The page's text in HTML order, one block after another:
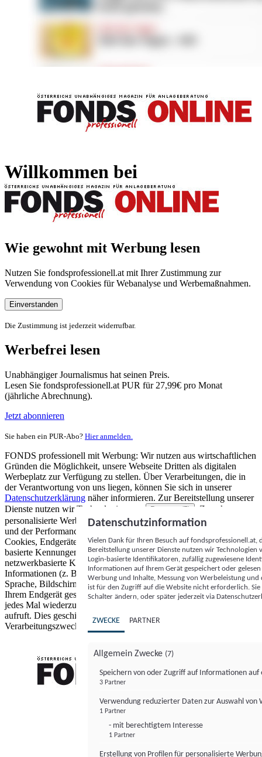
Willkommen bei
Wie gewohnt mit Werbung lesen
Nutzen Sie fondsprofessionell.at mit Ihrer Zustimmung zur
Verwendung von Cookies für Webanalyse und Werbemaßnahmen.
Einverstanden
Die Zustimmung ist jederzeit widerrufbar.
Werbefrei lesen
Unabhängiger Journalismus hat seinen Preis.
Lesen Sie fondsprofessionell.at PUR für 27,99€ pro Monat
(jährliche Abrechnung).
Jetzt abonnieren
Sie haben ein PUR-Abo? Hier anmelden.
FONDS professionell mit Werbung: Wir nutzen aus wirtschaftlichen
Gründen die Möglichkeit, unsere Webseite Dritten als digitalen
Werbeplatz zur Verfügung zu stellen. Über Verarbeitungen, die in
der Verantwortung von uns liegen, können Sie sich in unserer
Datenschutzerklärung näher informieren. Zur Bereitstellung unserer
Dienste nutzen wir Technologien von
Partnern (5)
. Zwecke:
personalisierte Werbung und Inhalte, Messung von Werbeleistung
und der Performance von Inhalten sowie Zielgruppenforschung.
Cookies, Endgeräte- oder ähnliche Online-Kennungen (z. B. login-
basierte Kennungen, zufällig generierte Kennungen,
netzwerkbasierte Kennungen) können zusammen mit anderen
Informationen (z. B. Browsertyp und Browserinformationen,
Sprache, Bildschirmgröße, unterstützte Technologien usw.) auf
Ihrem Endgerät gespeichert oder von dort ausgelesen werden, um es
jedes Mal wiederzuerkennen, wenn es eine App oder einer Webseite
aufruft. Dies geschieht für einen oder mehrere der hier aufgeführten
Verarbeitungszwecke.
Datenschutzinformation
Vielen Dank für Ihren Besuch auf
Bereitstellung unserer Dienste nutzen wir Technologien
Login-basierte Identifikatoren, zufällig zugewiesene
Informationen auf Ihrem Gerät gespeichert oder
Werbung und Inhalte, Messung von Werbeleistung
ist für den Zugriff auf die Website nicht erforderlich.
Schalter ändern, oder später jederzeit via
ZWECKE PARTNER
Allgemein Zwecke (7)
Speichern von oder Zugriff auf Informationen auf
3 Partner
Verwendung reduzierter Daten zur Auswahl von
1 Partner
- mit berechtigtem Interesse
1 Partner
Erstellung von Profilen für personalisierte
FONDS professionell